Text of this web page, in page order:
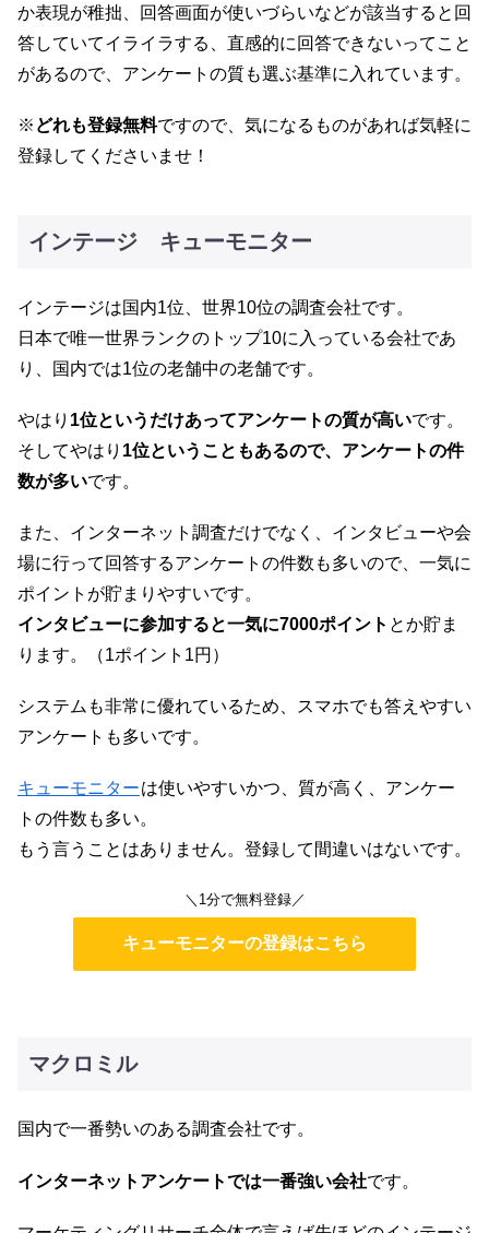
か表現が稚拙、回答画面が使いづらいなどが該当すると回
答していてイライラする、直感的に回答できないってこと
があるので、アンケートの質も選ぶ基準に入れています。
※ どれも登録無料ですので、気になるものがあれば気軽に
登録してくださいませ！
インテージ キューモニター
インテージは国内1位、世界10位の調査会社です。
日本で唯一世界ランクのトップ10に入っている会社であ
り、国内では1位の老舗中の老舗です。
やはり 1位というだけあってアンケートの質が高いです。
そしてやはり 1位ということもあるので、アンケートの件
数が多いです。
また、インターネット調査だけでなく、インタビューや会
場に行って回答するアンケートの件数も多いので、一気に
ポイントが貯まりやすいです。
インタビューに参加すると一気に7000ポイント とか貯ま
ります。（1ポイント1円）
システムも非常に優れているため、スマホでも答えやすい
アンケートも多いです。
キューモニターは使いやすいかつ、質が高く、アンケー
トの件数も多い。
もう言うことはありません。登録して間違いはないです。
＼1分で無料登録／
キューモニターの登録はこちら
マクロミル
国内で一番勢いのある調査会社です。
インターネットアンケートでは一番強い会社です。